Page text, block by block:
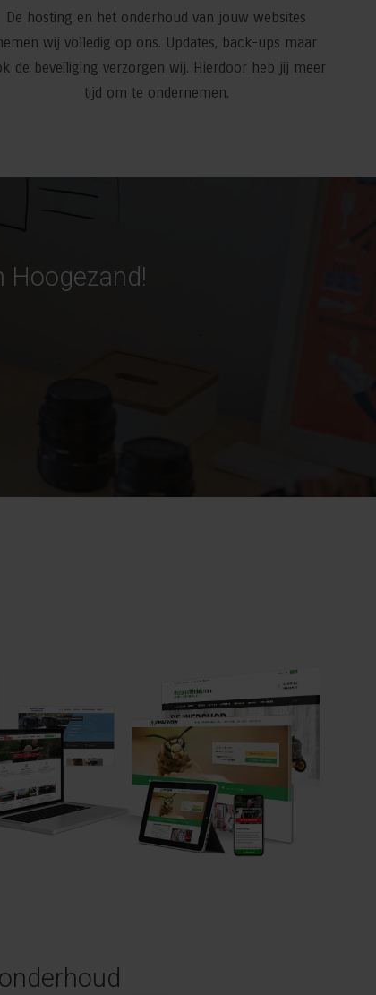
De hosting en het onderhoud van jouw websites
wij volledig op ons. Updates, back-ups maar
de beveiliging verzorgen wij. Hierdoor heb jij meer
tijd om te ondernemen.
Hoogezand!